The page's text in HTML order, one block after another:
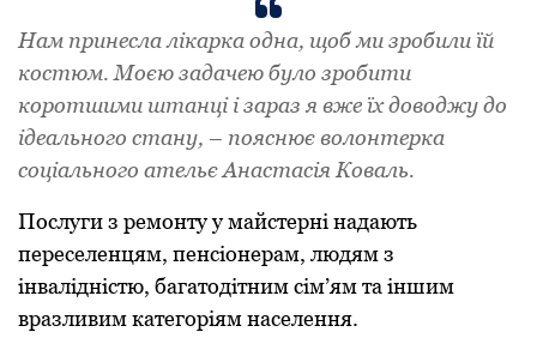
Нам принесла лікарка одна, щоб ми зробили їй
костюм. Моєю задачею було зробити
коротшими штанці і зараз я вже їх доводжу до
ідеального стану, – пояснює волонтерка
соціального ательє Анастасія Коваль.
Послуги з ремонту у майстерні надають
переселенцям, пенсіонерам, людям з
інвалідністю, багатодітним сім’ям та іншим
вразливим категоріям населення.